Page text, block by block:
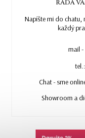
RADA
Napíšte mi do chatu,
každý
mail -
tel.:
Chat - sme
Showroom a